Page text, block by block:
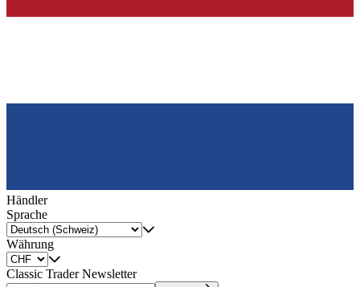
Händler
Sprache
Währung
Classic Trader Newsletter